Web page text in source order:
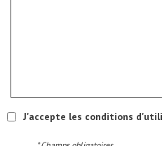
J'accepte les conditions